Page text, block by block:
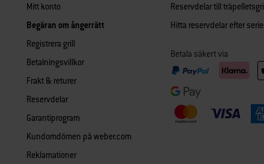
Mitt konto
Begäran om ångerrätt
Registrera grill
Betalningsvillkor
Frakt & returer
Reservdelar
Garantiprogram
Kundomdömen på weber.com
Reklamationer
Reservdelar till
Hitta reservdelar efter
Betala säkert via